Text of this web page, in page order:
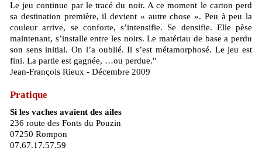
Le jeu continue par le tracé du noir. A ce moment le carton perd
sa destination première, il devient « autre chose ». Peu à peu la
couleur arrive, se conforte, s’intensifie. Se densifie. Elle pèse
maintenant, s’installe entre les noirs. Le matériau de base a perdu
son sens initial. On l’a oublié. Il s’est métamorphosé. Le jeu est
fini. La partie est gagnée, …ou perdue."
Jean-François Rieux - Décembre 2009
Pratique
Si les vaches avaient des ailes
236 route des Fonts du Pouzin
07250 Rompon
07.67.17.57.59